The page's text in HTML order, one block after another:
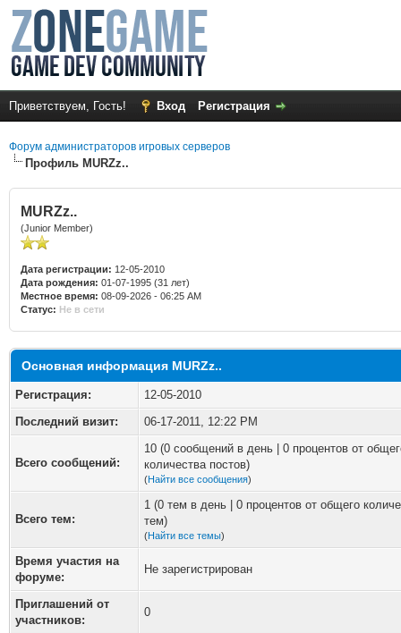
Приветствуем, Гость! Вход Регистрация
Форум администраторов игровых серверов
Профиль MURZz..
MURZz..
(Junior Member)
Дата регистрации: 12-05-2010
Дата рождения: 01-07-1995 (31 лет)
Местное время: 08-09-2026 - 06:25 AM
Статус: Не в сети
Основная информация MURZz..
Регистрация:
12-05-2010
Последний визит:
06-17-2011, 12:22 PM
Всего сообщений:
10 (0 сообщений в день | 0 процентов от
количества постов)
(Найти все сообщения)
Всего тем:
1 (0 тем в день | 0 процентов от общего
тем)
(Найти все темы)
Время участия на
форуме:
Не зарегистрирован
Приглашений от
участников:
0